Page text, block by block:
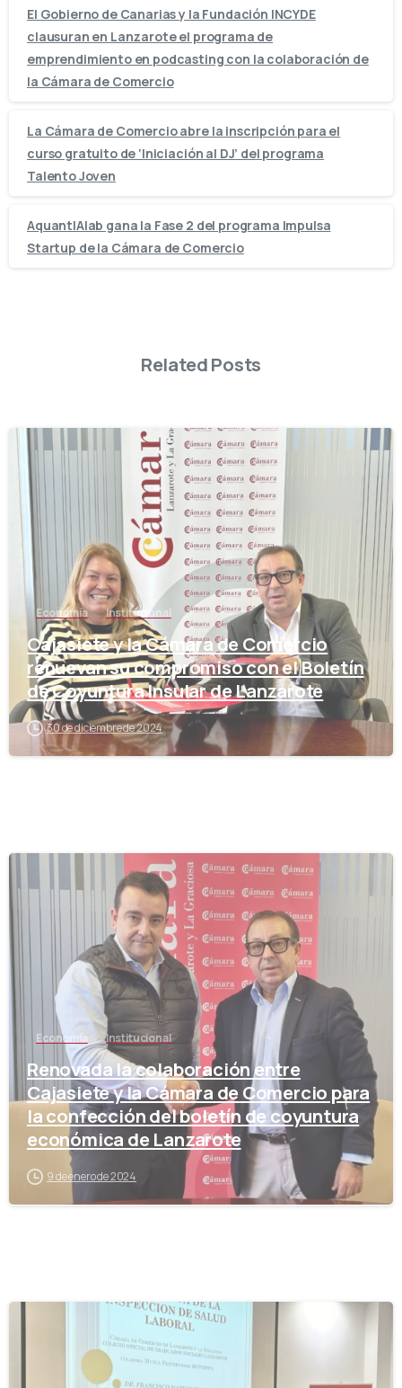
El Gobierno de Canarias y la Fundación INCYDE
clausuran en Lanzarote el programa de
emprendimiento en podcasting con la colaboración de
la Cámara de Comercio
La Cámara de Comercio abre la inscripción para el
curso gratuito de ‘Iniciación al DJ’ del programa
Talento Joven
AquantIAlab gana la Fase 2 del programa Impulsa
Startup de la Cámara de Comercio
Related Posts
Economía Institucional
Cajasiete y la Cámara de Comercio
renuevan su compromiso con el Boletín
de Coyuntura Insular de Lanzarote
30 de diciembre de 2024
Economía Institucional
Renovada la colaboración entre
Cajasiete y la Cámara de Comercio para
la confección del boletín de coyuntura
económica de Lanzarote
9 de enero de 2024